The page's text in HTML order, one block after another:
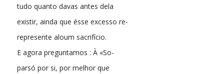
tudo quanto davas antes dela
existir, ainda que ésse excesso re-
represente aloum sacrifício.
E agora preguntamos : À «So-
parsó por si, por melhor que